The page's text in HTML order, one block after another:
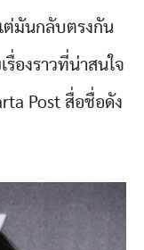
ต่มันกลับตรงกัน
รื่องราวที่น่าสนใจ
Post สื่อชื่อดัง